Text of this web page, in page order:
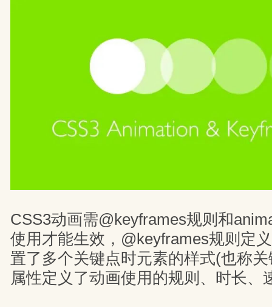
CSS3动画需@keyframes规则和
使用才能生效，@keyframes规则定
置了多个关键点时元素的样式(也称
属性定义了动画使用的规则、时长、